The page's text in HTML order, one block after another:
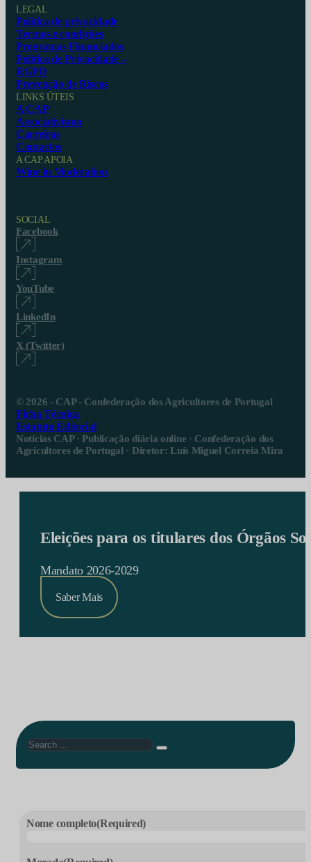
LEGAL
Política de privacidade
Termos e condições
Programas Financiados
Política de Privacidade –
RGPD
Prevenção de Riscos
LINKS ÚTEIS
A CAP
Associativismo
Carreiras
Contactos
A CAP APOIA
Wine in Moderation
SOCIAL
Facebook
Instagram
YouTube
LinkedIn
X (Twitter)
© 2026 - CAP - Confederação dos Agricultores de Portugal
Ficha Técnica
Estatuto Editorial
Notícias CAP · Publicação diária online · Confederação dos
Agricultores de Portugal · Diretor: Luís Miguel Correia Mira
Eleições para os titulares dos Órgãos
Mandato 2026-2029
Saber Mais
Search
Nome completo(Required)